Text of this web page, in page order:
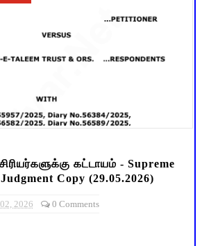
கட்டாயம் - Supreme
Copy (29.05.2026)
2026 0 Comments